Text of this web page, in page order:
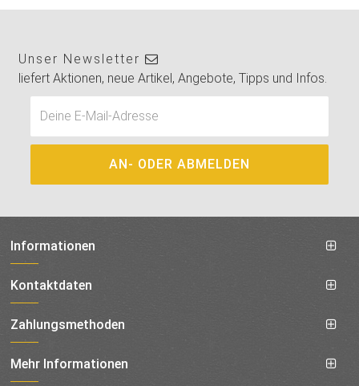
Unser Newsletter
liefert Aktionen, neue Artikel, Angebote, Tipps und Infos.
Informationen
Kontaktdaten
Zahlungsmethoden
Mehr Informationen